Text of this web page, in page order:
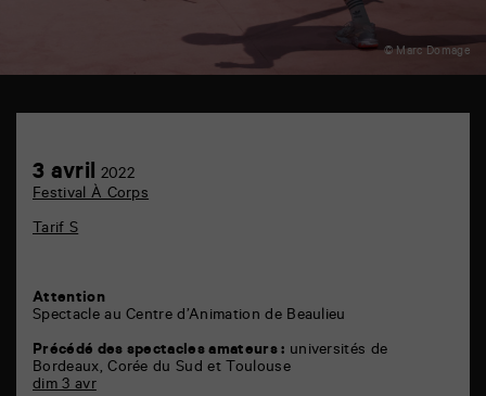
© Marc Domage
Beaulieu
Poitiers
Achetez
en
ligne
3 avril 20223
avril
Festival À Corps
Tarif S
Attention
Spectacle au Centre d’Animation de Beaulieu
Précédé des spectacles amateurs : universités de
Bordeaux, Corée du Sud et Toulouse
dim 3 avr